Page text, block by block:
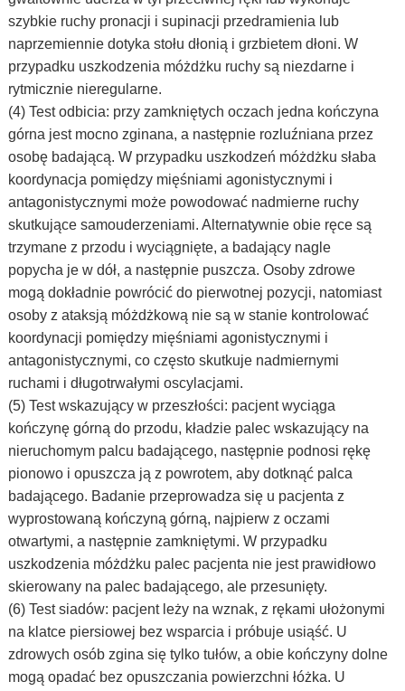
szybkie ruchy pronacji i supinacji przedramienia lub
naprzemiennie dotyka stołu dłonią i grzbietem dłoni. W
przypadku uszkodzenia móżdżku ruchy są niezdarne i
rytmicznie nieregularne.
(4) Test odbicia: przy zamkniętych oczach jedna kończyna
górna jest mocno zginana, a następnie rozluźniana przez
osobę badającą. W przypadku uszkodzeń móżdżku słaba
koordynacja pomiędzy mięśniami agonistycznymi i
antagonistycznymi może powodować nadmierne ruchy
skutkujące samouderzeniami. Alternatywnie obie ręce są
trzymane z przodu i wyciągnięte, a badający nagle
popycha je w dół, a następnie puszcza. Osoby zdrowe
mogą dokładnie powrócić do pierwotnej pozycji, natomiast
osoby z ataksją móżdżkową nie są w stanie kontrolować
koordynacji pomiędzy mięśniami agonistycznymi i
antagonistycznymi, co często skutkuje nadmiernymi
ruchami i długotrwałymi oscylacjami.
(5) Test wskazujący w przeszłości: pacjent wyciąga
kończynę górną do przodu, kładzie palec wskazujący na
nieruchomym palcu badającego, następnie podnosi rękę
pionowo i opuszcza ją z powrotem, aby dotknąć palca
badającego. Badanie przeprowadza się u pacjenta z
wyprostowaną kończyną górną, najpierw z oczami
otwartymi, a następnie zamkniętymi. W przypadku
uszkodzenia móżdżku palec pacjenta nie jest prawidłowo
skierowany na palec badającego, ale przesunięty.
(6) Test siadów: pacjent leży na wznak, z rękami ułożonymi
na klatce piersiowej bez wsparcia i próbuje usiąść. U
zdrowych osób zgina się tylko tułów, a obie kończyny dolne
mogą opadać bez opuszczania powierzchni łóżka. U